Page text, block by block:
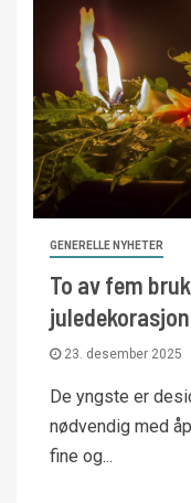
GENERELLE NYHETER
To av fem
23. desember 2025
De yngste er
nødvendig med
fine og...